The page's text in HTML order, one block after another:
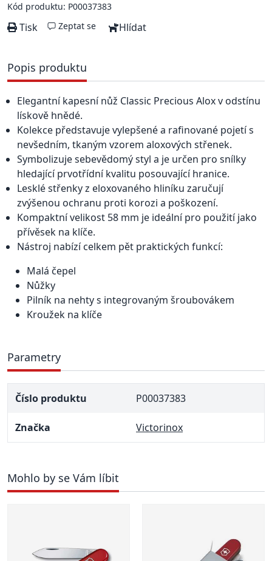
Kód produktu: P00037383
Tisk Zeptat se Hlídat
Popis produktu
Elegantní kapesní nůž Classic Precious Alox v odstínu
lískově hnědé.
Kolekce představuje vylepšené a rafinované pojetí s
nevšedním, tkaným vzorem aloxových střenek.
Symbolizuje sebevědomý styl a je určen pro snílky
hledající prvotřídní kvalitu posouvající hranice.
Lesklé střenky z eloxovaného hliníku zaručují
zvýšenou ochranu proti korozi a poškození.
Kompaktní velikost 58 mm je ideální pro použití jako
přívěsek na klíče.
Nástroj nabízí celkem pět praktických funkcí:
Malá čepel
Nůžky
Pilník na nehty s integrovaným šroubovákem
Kroužek na klíče
Parametry
Číslo produktu P00037383
Značka Victorinox
Mohlo by se Vám líbit